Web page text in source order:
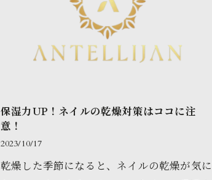
保湿力UP！ネイルの乾燥対策はココに注
意！
2023/10/17
乾燥した季節になると、ネイルの乾燥が気に